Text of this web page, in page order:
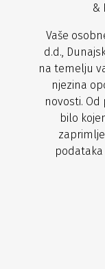
&
Vaše
d.d.,
na temelju
njezina
novosti.
bilo